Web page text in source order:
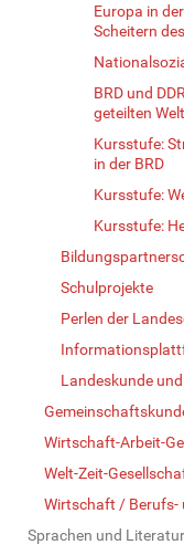
Europa in
Scheitern
BRD und
geteilten Welt
Kursstufe:
in der BRD
Kursstufe:
Kursstufe:
Schulprojekte
Perlen der
Landeskunde
Wirtschaft-Arbeit-
Welt-Zeit-
Wirtschaft / Berufs-
Sprachen und Literatur